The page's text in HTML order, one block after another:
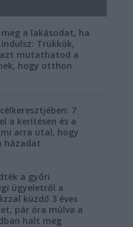
meg a lakásodat, ha
Trükkök,
mutathatod a
hogy otthon
7
a kerítésen és a
arra utal, hogy
házadat
a győri
ügyeletről a
küzdő 3 éves
pár óra múlva a
halt meg